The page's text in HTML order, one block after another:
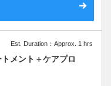
Est. Duration：Approx. 1 hrs
メント＋ケアプロ